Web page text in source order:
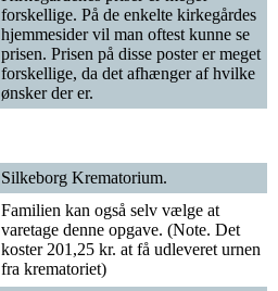
forskellige. På de enkelte kirkegårdes
hjemmesider vil man oftest kunne se
prisen. Prisen på disse poster er meget
forskellige, da det afhænger af hvilke
ønsker der er.
Silkeborg Krematorium.
Familien kan også selv vælge at
varetage denne opgave. (Note. Det
koster 201,25 kr. at få udleveret urnen
fra krematoriet)